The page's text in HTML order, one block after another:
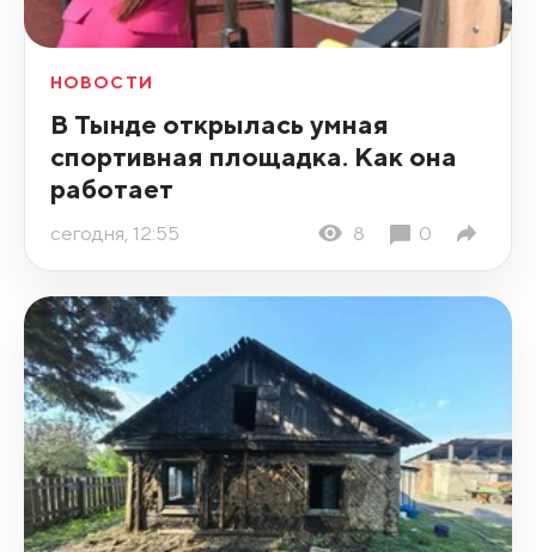
НОВОСТИ
В Тынде открылась умная
спортивная площадка. Как она
работает
сегодня, 12:55 8 0